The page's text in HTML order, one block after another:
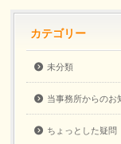
カテゴリー
未分類
当事務所からのお
ちょっとした疑問